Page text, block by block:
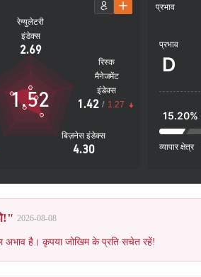
रेग्युलेटरी
इंडेक्स
2.69
बिज़नेस इंडेक्स
4.30
रिस्क
मैनेजमेंट
इंडेक्स
1.42 / 1.27
1.52
प्रभाव
प्रभाव
D
15.20%
व्यापार क्षेत्र
2026-08-08
अभाव है। कृपया जोखिम के प्रति सचेत रहें!